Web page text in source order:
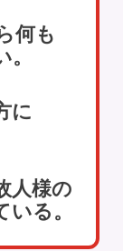
何も
に
人様の
る。